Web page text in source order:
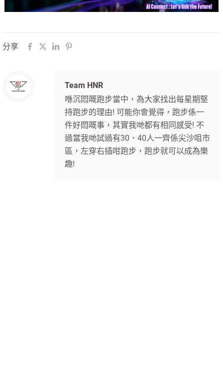
分享
Team HNR
喺沉悶嘅跑步當中，為大家找出每星期堅
持跑步的理由! 可能你會覺得，跑步係一
件好悶嘅事，其實我哋都有相同感受! 不
過當我哋試過有30、40人一齊係尖沙咀市
區，左穿右插咁跑步，跑步就可以成為樂
趣!